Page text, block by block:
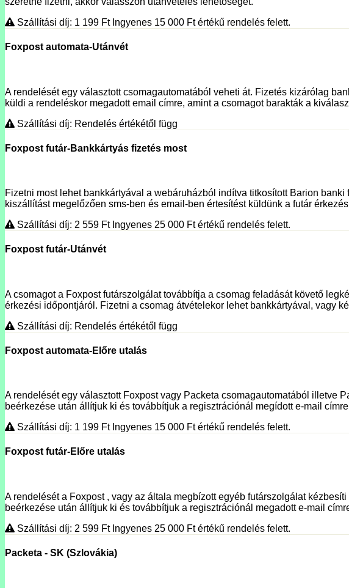
Szállítási díj: 1 199 Ft Ingyenes 15 000 Ftértékű rendelés felett.
Foxpost automata-Utánvét
A rendelését egy választott csomagautomatából veheti át. Fizetés kizárólag
küldi a rendeléskor megadott email címre, amint a csomagot barakták a
Szállítási díj: Rendelés értékétől függ
Foxpost futár-Bankkártyás fizetés most
Fizetni most lehet bankkártyával a webáruházból indítva titkosított Barion
kiszállítást megelőzően sms-ben és email-ben értesítést küldünk a futár
Szállítási díj: 2 559 Ft Ingyenes 25 000 Ftértékű rendelés felett.
Foxpost futár-Utánvét
A csomagot a Foxpost futárszolgálat továbbítja a csomag feladását követő
érkezési időpontjáról. Fizetni a csomag átvételekor lehet bankkártyával, vagy
Szállítási díj: Rendelés értékétől függ
Foxpost automata-Előre utalás
A rendelését egy választott Foxpost vagy Packeta csomagautomatából illetve
beérkezése után állítjuk ki és továbbítjuk a regisztrációnál megídott e-mail
Szállítási díj: 1 199 Ft Ingyenes 15 000 Ftértékű rendelés felett.
Foxpost futár-Előre utalás
A rendelését a Foxpost , vagy az általa megbízott egyéb futárszolgálat
beérkezése után állítjuk ki és továbbítjuk a regisztrációnál megadott e-mail
Szállítási díj: 2 599 Ft Ingyenes 25 000 Ftértékű rendelés felett.
Packeta - SK (Szlovákia)